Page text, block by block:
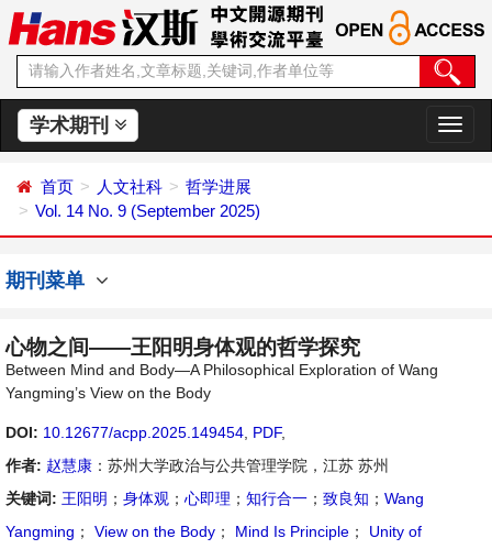
学术期刊
切
换
首页 人文社科
哲学进展
Vol. 14 No. 9 (September 2025)
期刊菜单
心物之间——王阳明身体观的哲学探究
Between Mind and Body—A Philosophical Exploration of Wang
Yangming’s View on the Body
DOI: 10.12677/acpp.2025.149454 PDF,
作者: 赵慧康 ：苏州大学政治与公共管理学院，江苏 苏州
关键词: 王阳明 ； 身体观 ； 心即理 ； 知行合一 ； 致良知 ； Wang
Yangming ； View on the Body ； Mind Is Principle ；
Unity of